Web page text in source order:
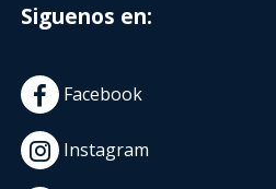
Siguenos en:
Facebook
Instagram